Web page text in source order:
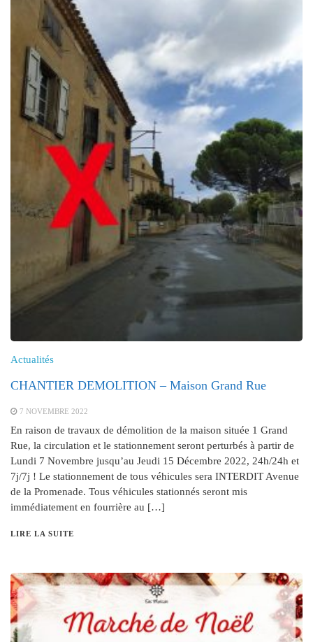
Actualités
CHANTIER DEMOLITION – Maison Grand Rue
7 NOVEMBRE 2022
En raison de travaux de démolition de la maison située 1 Grand
Rue, la circulation et le stationnement seront perturbés à partir de
Lundi 7 Novembre jusqu’au Jeudi 15 Décembre 2022, 24h/24h et
7j/7j ! Le stationnement de tous véhicules sera INTERDIT Avenue
de la Promenade. Tous véhicules stationnés seront mis
immédiatement en fourrière au […]
LIRE LA SUITE